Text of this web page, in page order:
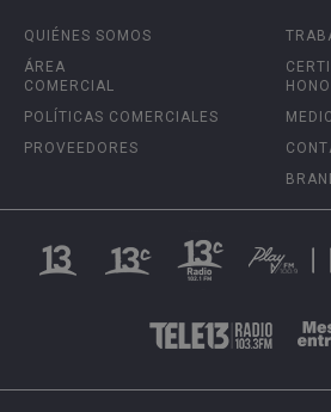
QUIÉNES SOMOS
ÁREA
COMERCIAL
POLÍTICAS COMERCIALES
PROVEEDORES